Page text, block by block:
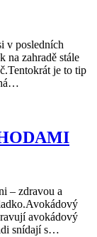
v posledních
na zahradě stále
je to tip
– zdravou a
avokádový
snídají s…